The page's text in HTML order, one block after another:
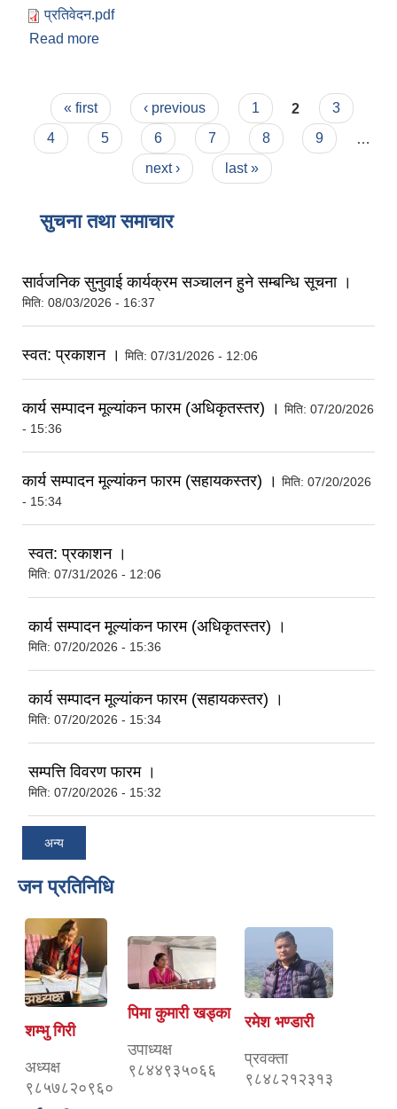
प्रतिवेदन.pdf
Read more
Pages
« first ‹ previous 1 2
3
4
5 6 7 8 9
next ›
last »
सुचना तथा समाचार
सार्वजनिक सुनुवाई कार्यक्रम सञ्चालन हुने सम्बन्धि सूचना ।
मिति: 08/03/2026 - 16:37
स्वत: प्रकाशन । मिति: 07/31/2026 - 12:06
कार्य सम्पादन मूल्यांकन फारम (अधिकृतस्तर) । मिति: 07/20/2026
- 15:36
कार्य सम्पादन मूल्यांकन फारम (सहायकस्तर) । मिति: 07/20/2026
- 15:34
स्वत: प्रकाशन ।
मिति: 07/31/2026 - 12:06
कार्य सम्पादन मूल्यांकन फारम (अधिकृतस्तर) ।
मिति: 07/20/2026 - 15:36
कार्य सम्पादन मूल्यांकन फारम (सहायकस्तर) ।
मिति: 07/20/2026 - 15:34
सम्पत्ति विवरण फारम ।
मिति: 07/20/2026 - 15:32
अन्य
जन प्रतिनिधि
शम्भु गिरी
अध्यक्ष
९८५७८२०९६०
पिमा कुमारी खड्का
उपाध्यक्ष
९८४४९३५०६६
रमेश भण्डारी
प्रवक्ता
९८४८२१२३१३